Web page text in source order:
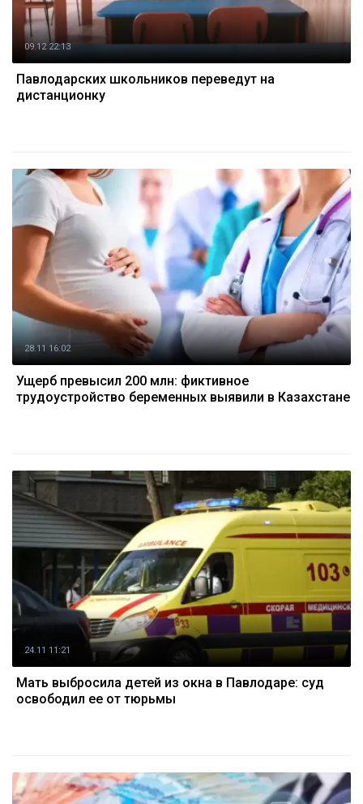
09.12 22:13
Павлодарских школьников переведут на
дистанционку
28.11 16:02
Ущерб превысил 200 млн: фиктивное
трудоустройство беременных выявили в Казахстане
24.11 11:21
Мать выбросила детей из окна в Павлодаре: суд
освободил ее от тюрьмы